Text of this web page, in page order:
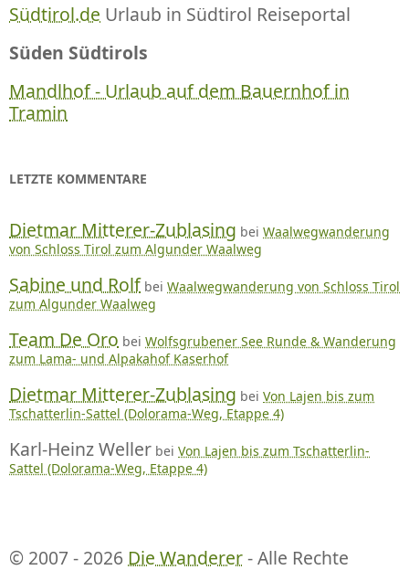
Südtirol.de Urlaub in Südtirol Reiseportal
Süden Südtirols
Mandlhof - Urlaub auf dem Bauernhof in
Tramin
LETZTE KOMMENTARE
Dietmar Mitterer-Zublasing bei Waalwegwanderung
von Schloss Tirol zum Algunder Waalweg
Sabine und Rolf bei Waalwegwanderung von Schloss Tirol
zum Algunder Waalweg
Team De Oro bei Wolfsgrubener See Runde & Wanderung
zum Lama- und Alpakahof Kaserhof
Dietmar Mitterer-Zublasing bei Von Lajen bis zum
Tschatterlin-Sattel (Dolorama-Weg, Etappe 4)
Karl-Heinz Weller bei Von Lajen bis zum Tschatterlin-
Sattel (Dolorama-Weg, Etappe 4)
© 2007 - 2026 Die Wanderer- Alle Rechte